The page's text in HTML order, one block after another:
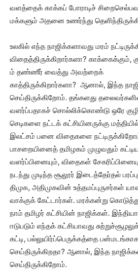
வளத்தைக் காக்கப் போராடிச்
மக்களும் அதனை உணர்ந்து
உலகில் எந்த நாஜிக்களாவது மரம்
விதைத்திருக்கிறார்களா? காக்கைக்கும்,
ம் தண்ணீர் வைத்து அவற்றைக்
காத்திருக்கிறார்களா? ஆனால், இந்த
செய்திருக்கிறோம். தங்களது
வளர்ப்பதாகச் சொல்லிக்கொண்டு ஒரே
செடிகளை நட்டக் கட்சியினருக்கு
இலட்சம் பனை விதைகளை
பாசறையினைத் தமிழகம் முழுவதும்
வளர்ப்பினையும், விதைகள்
நடந்து முடிந்த சூலூர் இடைத்தேர்தல்
திமுக, அதிமுகவின் உத்தமப்புருசர்கள்
வாக்குக் கேட்டார்கள். மரக்கன்று
நாம் தமிழர் கட்சியின் நாஜிக்கள்.
ஈடுபடும் எந்தக் கட்சியாவது
கட்டி, பல்லுயிர்ப்பெருக்கத்தை
செய்திருக்கிறதா? ஆனால், இந்த
செய்திருக்கிறோம்.